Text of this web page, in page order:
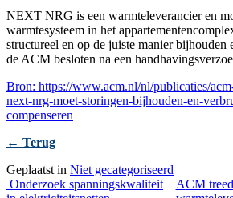
NEXT NRG is een warmteleverancier en moet storingen in het
warmtesysteem in het
structureel en op de juiste manier bijhouden
de ACM besloten na een
Bron: https://www.acm.nl/nl/publicaties/acm-warmteleverancier-
next-nrg-moet-storingen-bijhouden-en-
compenseren
← Terug
Geplaatst in Niet gecategoriseerd
Bericht
Onderzoek spanningskwaliteit
ACM treedt op tegen